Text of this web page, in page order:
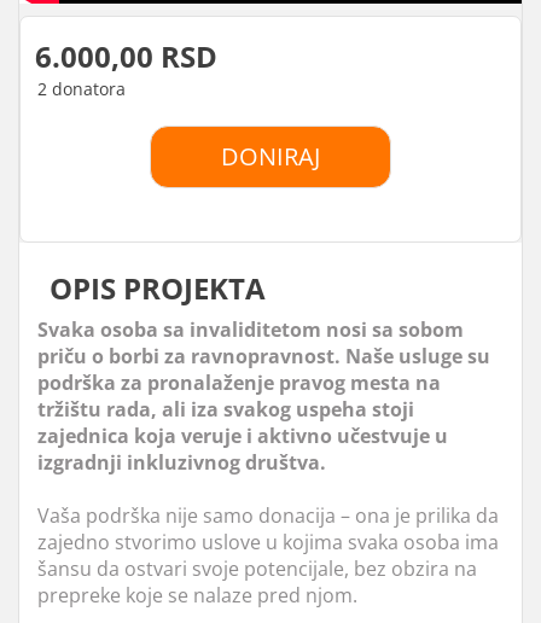
6.000,00 RSD
2 donatora
DONIRAJ
OPIS PROJEKTA
Svaka osoba sa invaliditetom nosi sa sobom
priču o borbi za ravnopravnost. Naše usluge su
podrška za pronalaženje pravog mesta na
tržištu rada, ali iza svakog uspeha stoji
zajednica koja veruje i aktivno učestvuje u
izgradnji inkluzivnog društva.
Vaša podrška nije samo donacija – ona je prilika da
zajedno stvorimo uslove u kojima svaka osoba ima
šansu da ostvari svoje potencijale, bez obzira na
prepreke koje se nalaze pred njom.